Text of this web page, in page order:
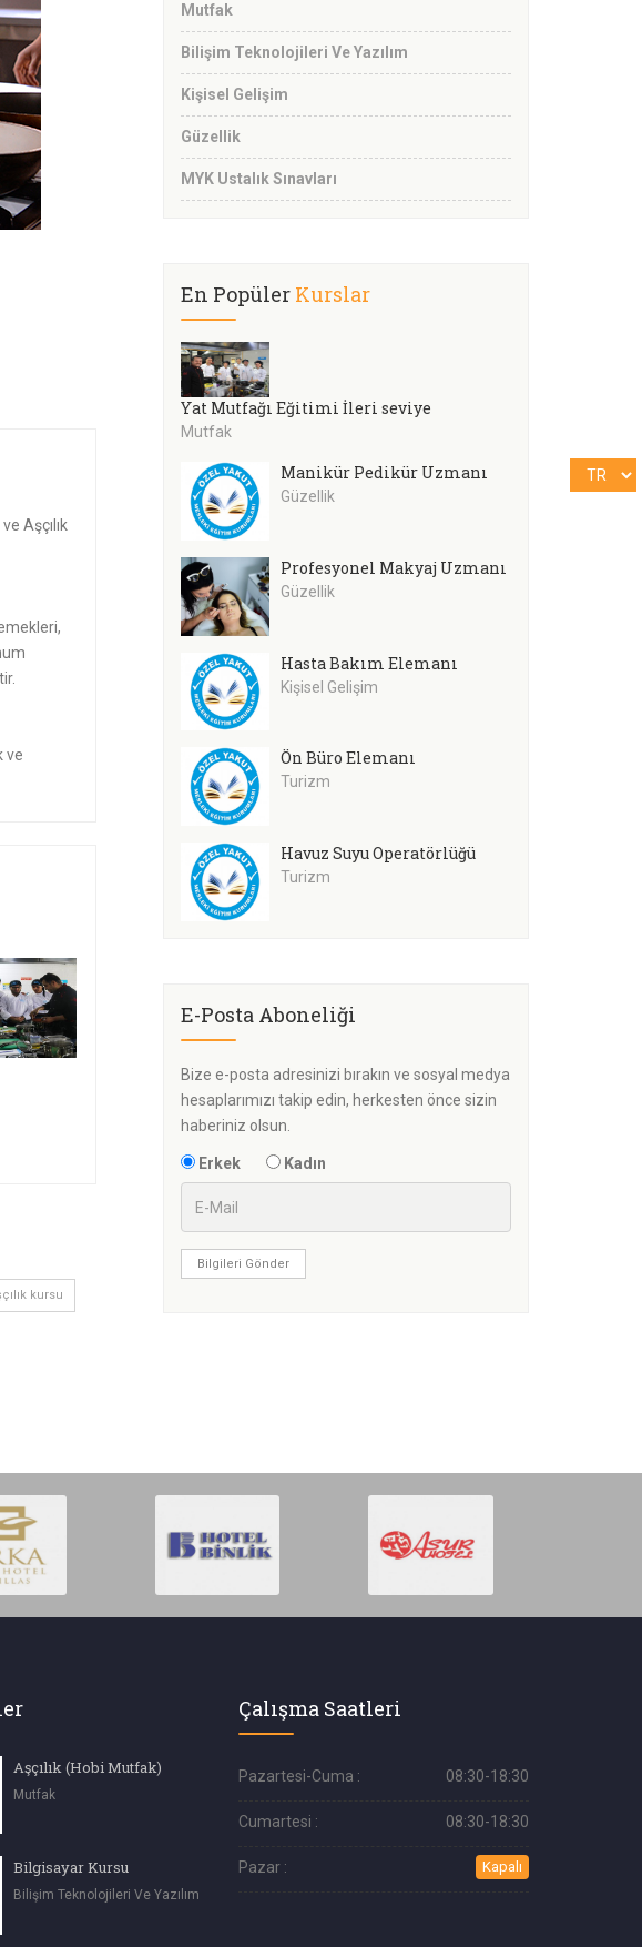
Aşçılık
ve
kursu
Mutfak
Bilişim Teknolojileri Ve Yazılım
Kişisel Gelişim
Güzellik
MYK Ustalık Sınavları
En Popüler Kurslar
Yat Mutfağı Eğitimi İleri seviye
Mutfak
Manikür Pedikür Uzmanı
Güzellik
Profesyonel Makyaj Uzmanı
Güzellik
Hasta Bakım Elemanı
Kişisel Gelişim
Ön Büro Elemanı
Turizm
Havuz Suyu Operatörlüğü
Turizm
E-Posta Aboneliği
Bize e-posta adresinizi bırakın ve sosyal medya
hesaplarımızı takip edin, herkesten önce sizin
haberiniz olsun.
Erkek Kadın
Bilgileri Gönder
Aşçılık (Hobi Mutfak)
Mutfak
Bilgisayar Kursu
Bilişim Teknolojileri Ve Yazılım
Çalışma Saatleri
Pazartesi-Cuma : 08:30-18:30
Cumartesi : 08:30-18:30
Pazar : Kapalı